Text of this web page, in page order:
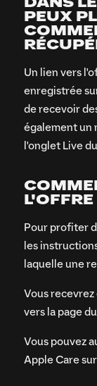
DANS
PEUX
Un lien vers
enregistrée
de recevoir
également un
l'onglet Live
L'OFFRE
Pour profiter
les
laquelle une
Vous
vers la page
Vous pouvez
Apple Care sur